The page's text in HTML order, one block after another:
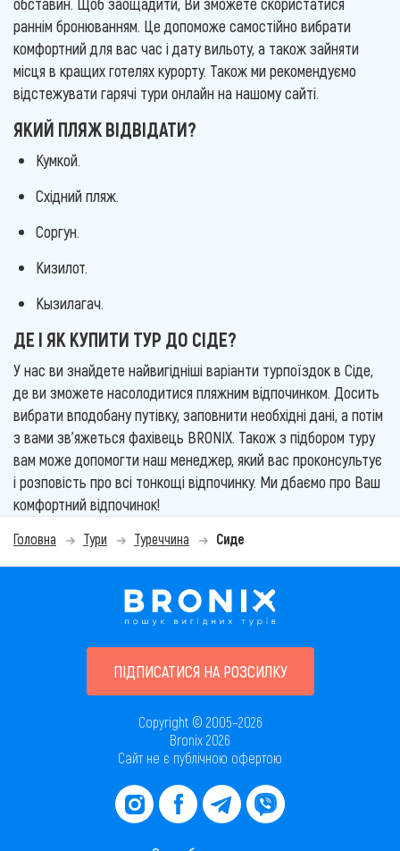
раннім бронюванням. Це допоможе самостійно вибрати
комфортний для вас час і дату вильоту, а також зайняти
місця в кращих готелях курорту. Також ми рекомендуємо
відстежувати гарячі тури онлайн на нашому сайті.
ЯКИЙ ПЛЯЖ ВІДВІДАТИ?
Кумкой.
Східний пляж.
Соргун.
Кизилот.
Кызилагач.
ДЕ І ЯК КУПИТИ ТУР ДО СІДЕ?
У нас ви знайдете найвигідніші варіанти турпоїздок в Сіде,
де ви зможете насолодитися пляжним відпочинком. Досить
вибрати вподобану путівку, заповнити необхідні дані, а потім
з вами зв'яжеться фахівець BRONIX. Також з підбором туру
вам може допомогти наш менеджер, який вас проконсультує
і розповість про всі тонкощі відпочинку. Ми дбаємо про Ваш
комфортний відпочинок!
Головна Тури Туреччина Сиде
ПІДПИСАТИСЯ НА РОЗСИЛКУ
Copyright © 2005–2026
Bronix 2026
Сайт не є публічною офертою